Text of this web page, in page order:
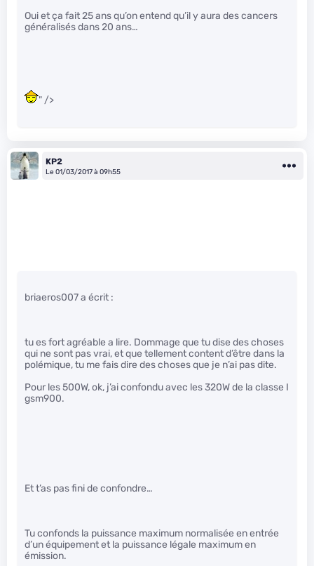
Oui et ça fait 25 ans qu’on entend qu’il y aura des cancers
généralisés dans 20 ans…
" />
KP2
Le 01/03/2017 à 09h55
briaeros007 a écrit :
tu es fort agréable a lire. Dommage que tu dise des choses
qui ne sont pas vrai, et que tellement content d’être dans la
polémique, tu me fais dire des choses que je n’ai pas dite.
Pour les 500W, ok, j’ai confondu avec les 320W de la classe I
gsm900.
Et t’as pas fini de confondre…
Tu confonds la puissance maximum normalisée en entrée
d’un équipement et la puissance légale maximum en
émission.